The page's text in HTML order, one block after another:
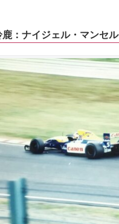
鹿：ナイジェル・マンセル